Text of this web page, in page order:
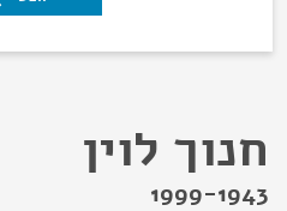
חנוך לוין
1999-1943